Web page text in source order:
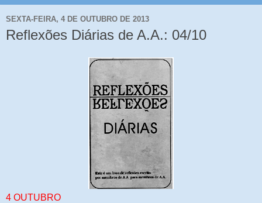
SEXTA-FEIRA, 4 DE OUTUBRO DE 2013
Reflexões Diárias de A.A.: 04/10
4 OUTUBRO